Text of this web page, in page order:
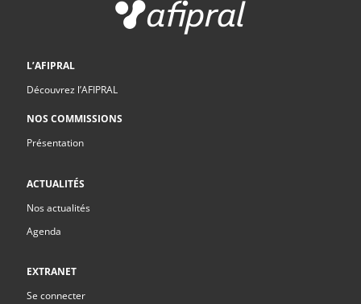
L’AFIPRAL
Découvrez l’AFIPRAL
NOS COMMISSIONS
Présentation
ACTUALITÉS
Nos actualités
Agenda
EXTRANET
Se connecter